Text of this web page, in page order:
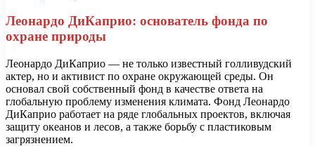
Леонардо ДиКаприо: основатель фонда по
охране природы
Леонардо ДиКаприо — не только известный голливудский
актер, но и активист по охране окружающей среды. Он
основал свой собственный фонд в качестве ответа на
глобальную проблему изменения климата. Фонд Леонардо
ДиКаприо работает на ряде глобальных проектов, включая
защиту океанов и лесов, а также борьбу с пластиковым
загрязнением.